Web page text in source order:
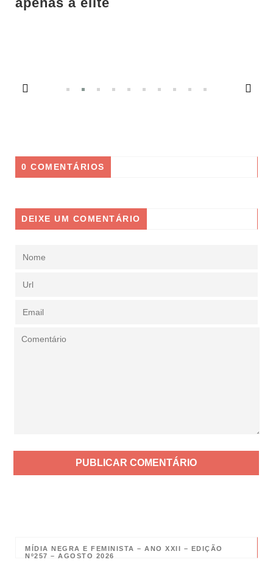
0 COMENTÁRIOS
DEIXE UM COMENTÁRIO
MÍDIA NEGRA E FEMINISTA – ANO XXII – EDIÇÃO
Nº257 – AGOSTO 2026